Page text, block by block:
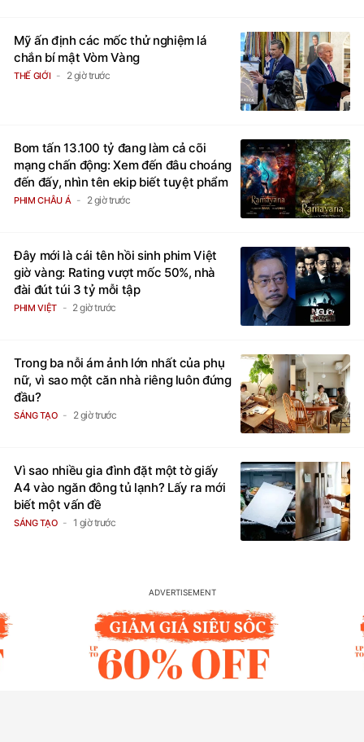
Mỹ ấn định các mốc thử nghiệm lá
chắn bí mật Vòm Vàng
THẾ GIỚI 2 giờ trước
Bom tấn 13.100 tỷ đang làm cả cõi
mạng chấn động: Xem đến đâu choáng
đến đấy, nhìn tên ekip biết tuyệt phẩm
PHIM CHÂU Á 2 giờ trước
Đây mới là cái tên hồi sinh phim Việt
giờ vàng: Rating vượt mốc 50%, nhà
đài đút túi 3 tỷ mỗi tập
PHIM VIỆT 2 giờ trước
Trong ba nỗi ám ảnh lớn nhất của phụ
nữ, vì sao một căn nhà riêng luôn đứng
đầu?
SÁNG TẠO 2 giờ trước
Vì sao nhiều gia đình đặt một tờ giấy
A4 vào ngăn đông tủ lạnh? Lấy ra mới
biết một vấn đề
SÁNG TẠO 1 giờ trước